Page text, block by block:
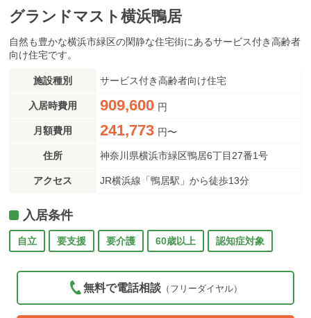
グランドマスト横浜鴨居
自然も豊かな横浜市緑区の閑静な住宅街にあるサービス付き高齢者
向け住宅です。
施設種別 サービス付き高齢者向け住宅
入居時費用 909,600 円
月額費用 241,773 円〜
住所 神奈川県横浜市緑区鴨居6丁目27番1号
アクセス JR横浜線「鴨居駅」から徒歩13分
入居条件
自立 要支援 要介護 60歳以上 認知症対象
無料で電話相談（フリーダイヤル）